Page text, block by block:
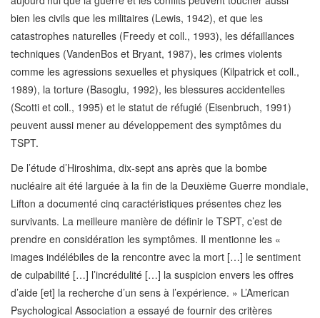
bien les civils que les militaires (Lewis, 1942), et que les
catastrophes naturelles (Freedy et coll., 1993), les défaillances
techniques (VandenBos et Bryant, 1987), les crimes violents
comme les agressions sexuelles et physiques (Kilpatrick et coll.,
1989), la torture (Basoglu, 1992), les blessures accidentelles
(Scotti et coll., 1995) et le statut de réfugié (Eisenbruch, 1991)
peuvent aussi mener au développement des symptômes du
TSPT.
De l’étude d’Hiroshima, dix-sept ans après que la bombe
nucléaire ait été larguée à la fin de la Deuxième Guerre mondiale,
Lifton a documenté cinq caractéristiques présentes chez les
survivants. La meilleure manière de définir le TSPT, c’est de
prendre en considération les symptômes. Il mentionne les «
images indélébiles de la rencontre avec la mort […] le sentiment
de culpabilité […] l’incrédulité […] la suspicion envers les offres
d’aide [et] la recherche d’un sens à l’expérience. » L’American
Psychological Association a essayé de fournir des critères